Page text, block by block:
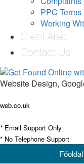
PPC
Working
Client Area
Contact Us
Website Design,
web.co.uk
* Email Support Only
* No Telephone Support
Főoldal